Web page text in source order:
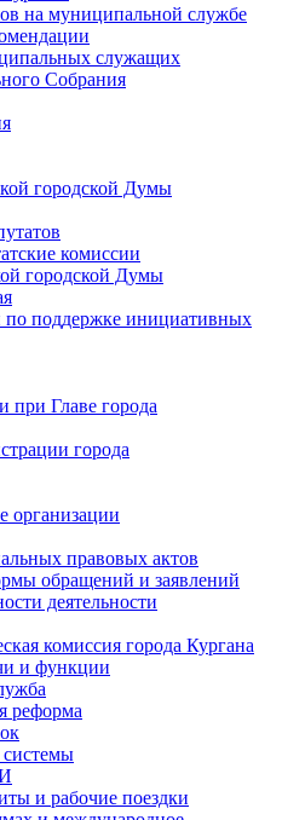
на муниципальной службе
служащих
Cобрания
городской Думы
комиссии
городской Думы
по поддержке инициативных
при Главе города
города
организации
правовых актов
обращений и заявлений
деятельности
комиссия города Кургана
и функции
реформа
и рабочие поездки